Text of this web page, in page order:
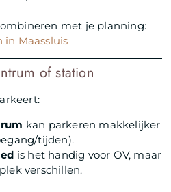
met je planning:
Maassluis
of station
kan parkeren makkelijker
tijden).
is het handig voor OV, maar
verschillen.